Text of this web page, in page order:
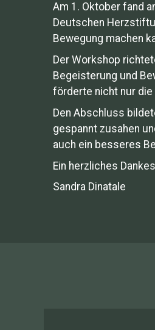
Am 1. Oktober fand
Deutschen
Bewegung machen
Der Workshop
Begeisterung und
förderte nicht nur die
Den Abschluss
gespannt zusahen
auch ein besseres
Ein herzliches
Sandra Dinatale